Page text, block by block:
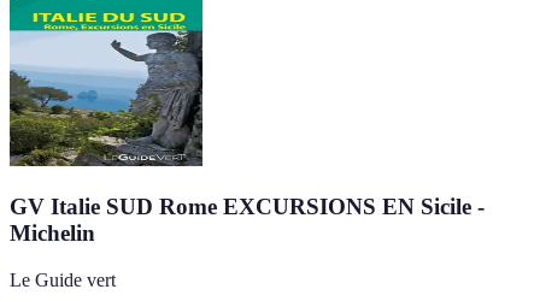
GV Italie SUD Rome EXCURSIONS EN Sicile -
Michelin
Le Guide vert